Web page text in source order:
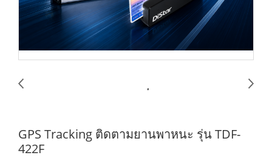
GPS Tracking ติดตามยานพาหนะ รุ่น TDF-
422F